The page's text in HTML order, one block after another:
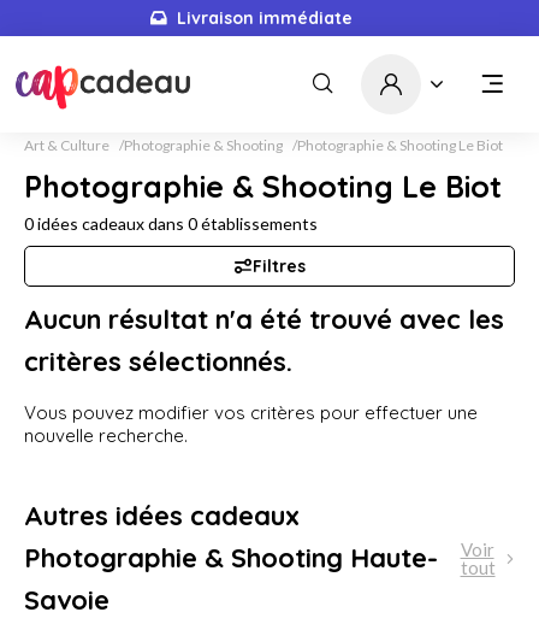
Livraison immédiate
Art & Culture Photographie & Shooting Photographie & Shooting Le Biot
Photographie & Shooting Le Biot
0idées cadeaux dans 0établissements
Filtres
Aucun résultat n'a été trouvé avec les
critères sélectionnés.
Vous pouvez modifier vos critères pour effectuer une
nouvelle recherche.
Autres idées cadeaux
Photographie & Shooting Haute-
Savoie
Voir
tout